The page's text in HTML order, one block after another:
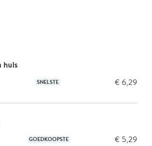
huis
SNELSTE € 6,29
GOEDKOOPSTE € 5,29